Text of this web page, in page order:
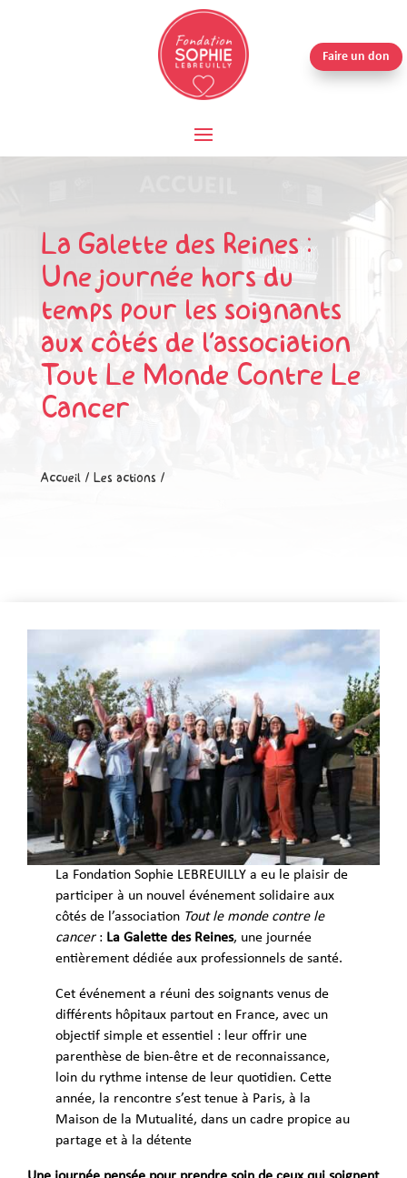
Faire un don
La Galette des Reines :
Une journée hors du
temps pour les soignants
aux côtés de l’association
Tout Le Monde Contre Le
Cancer
Accueil/ Les actions /
La Fondation Sophie LEBREUILLY a eu le plaisir de
participer à un nouvel événement solidaire aux
côtés de l’association Tout le monde contre le
cancer: La Galette des Reines, une journée
entièrement dédiée aux professionnels de santé.
Cet événement a réuni des soignants venus de
différents hôpitaux partout en France, avec un
objectif simple et essentiel : leur offrir une
parenthèse de bien-être et de reconnaissance,
loin du rythme intense de leur quotidien. Cette
année, la rencontre s’est tenue à Paris, à la
Maison de la Mutualité, dans un cadre propice au
partage et à la détente